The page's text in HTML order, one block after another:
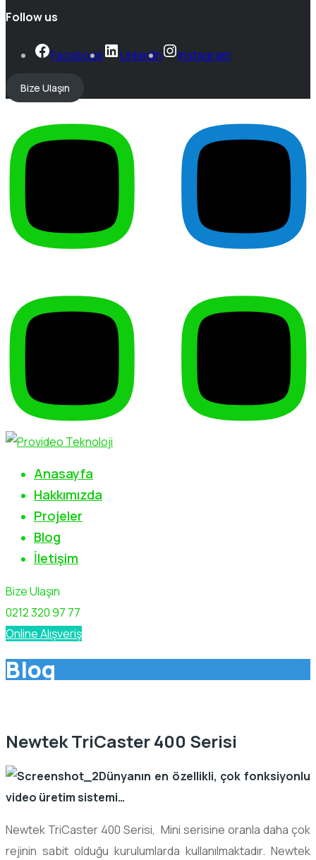
Follow us
Facebook LinkedIn Instagram
Bize Ulaşın
Anasayfa
Hakkımızda
Projeler
Blog
İletişim
Bize Ulaşın
0212 320 97 77
Online Alışveriş
Blog
Newtek TriCaster 400 Serisi
Dünyanın en özellikli, çok fonksiyonlu
video üretim sistemi…
Newtek TriCaster 400 Serisi, Mini serisine oranla daha çok
rejinin sabit olduğu kurulumlarda kullanılmaktadır. Newtek